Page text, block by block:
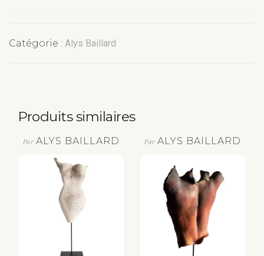
Catégorie : Alys Baillard
Produits similaires
Par ALYS BAILLARD ParALYS BAILLARD